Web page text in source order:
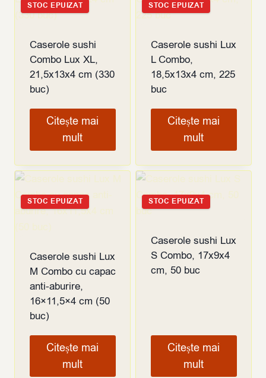
STOC EPUIZAT
Caserole sushi
Combo Lux XL,
21,5x13x4 cm (330
buc)
Citește mai
mult
STOC EPUIZAT
Caserole sushi Lux
L Combo,
18,5x13x4 cm, 225
buc
Citește mai
mult
STOC EPUIZAT
Caserole sushi Lux
M Combo cu capac
anti-aburire,
16×11,5×4 cm (50
buc)
Citește mai
mult
STOC EPUIZAT
Caserole sushi Lux
S Combo, 17x9x4
cm, 50 buc
Citește mai
mult